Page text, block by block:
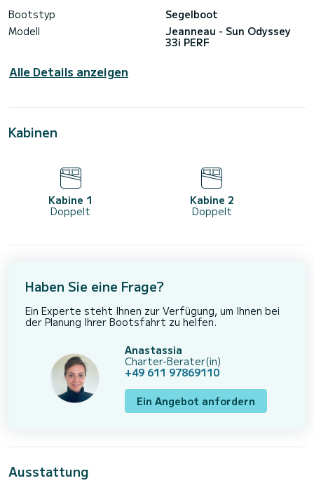
Bootstyp
Segelboot
Modell
Jeanneau - Sun Odyssey
33i PERF
Alle Details anzeigen
Kabinen
Kabine 1
Doppelt
Kabine 2
Doppelt
Haben Sie eine Frage?
Ein Experte steht Ihnen zur Verfügung, um Ihnen bei
der Planung Ihrer Bootsfahrt zu helfen.
Anastassia
Charter-Berater(in)
+49 611 97869110
Ein Angebot anfordern
Ausstattung